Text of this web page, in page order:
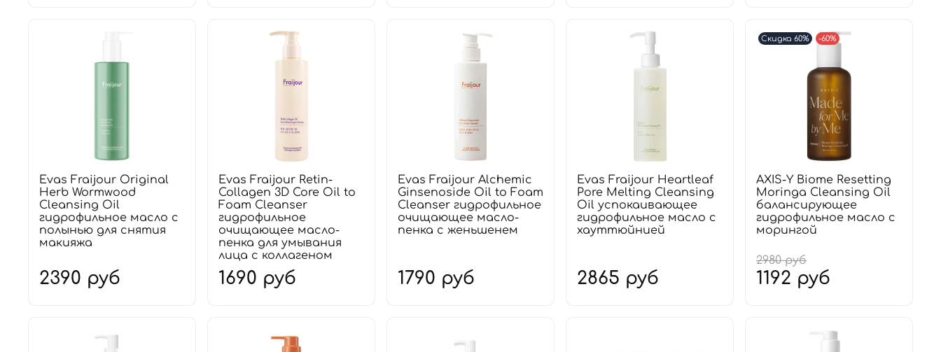
Evas Fraijour Original
Herb Wormwood
Cleansing Oil
гидрофильное масло с
полынью для снятия
макияжа
2390 руб
Evas Fraijour Retin-
Collagen 3D Core Oil to
Foam Cleanser
гидрофильное
очищающее масло-
пенка для умывания
лица с коллагеном
1690 руб
Evas Fraijour Alchemic
Ginsenoside Oil to Foam
Cleanser гидрофильное
очищающее масло-
пенка с женьшенем
1790 руб
Evas Fraijour Heartleaf
Pore Melting Cleansing
Oil успокаивающее
гидрофильное масло с
хауттюйнией
2865 руб
Скидка 60% -60%
AXIS-Y Biome Resetting
Moringa Cleansing Oil
балансирующее
гидрофильное масло с
морингой
2980 руб
1192 руб